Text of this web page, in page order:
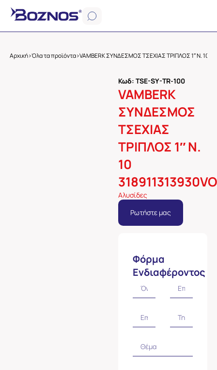
Αρχική>Όλα τα προϊόντα>VAMBERK ΣΥΝΔΕΣΜΟΣ ΤΣΕΧΙΑΣ ΤΡΙΠΛΟΣ 1″ Ν. 10
Κωδ: TSE-SY-TR-100
VAMBERK
ΣΥΝΔΕΣΜΟΣ
ΤΣΕΧΙΑΣ
ΤΡΙΠΛΟΣ 1″ Ν.
10
318911313930VO
Αλυσίδες
Ρωτήστε μας
Φόρμα
Ενδιαφέροντος